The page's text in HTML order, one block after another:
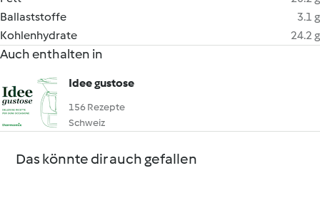
Ballaststoffe
3.1 g
Kohlenhydrate
24.2 g
Auch enthalten in
Idee gustose
156 Rezepte
Schweiz
Das könnte dir auch gefallen